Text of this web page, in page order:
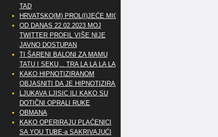
TAD
HRVATSKO(M) PROL(I)JEĆE MIG
OD DANAS 22.02.2023 MOJ
TWITTER PROFIL VIŠE NIJE
JAVNO DOSTUPAN
TI ŠARENI BALONI ZA MAMU
TATU I SEKU,.. TRA LA LA LA LA
KAKO HIPNOTIZIRANOM
OBJASNITI DA JE HIPNOTIZIRAN
LJUKAVA LJISIC ILI KAKO SU
DOTIČNI OPRALI RUKE
OBMANA
KAKO OPERIRAJU PLAĆENICI
SA YOU TUBE-a SAKRIVAJUĆI